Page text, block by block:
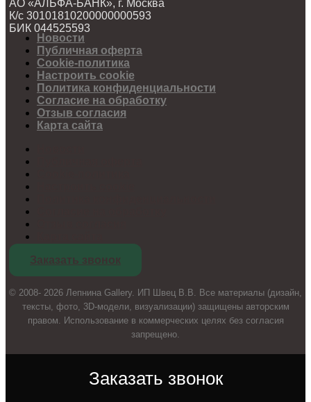
АО «АЛЬФА-БАНК», г. Москва
К/с 30101810200000000593
БИК 044525593
Новости
Публичная оферта
Cookie-политика
Настроить cookie
Политика конфиденциальности
Согласие на обработку
Отзыв согласия
Карта сайта
Заказать звонок
© 2008- 2026 Лепнина Gallery. ИП Швец В.В. Все материалы (дизайн,
тексты, фото, 3D-модели, визуализации) защищены авторским
правом. Использование в коммерческих целях без согласия
запрещено.
Заказать звонок